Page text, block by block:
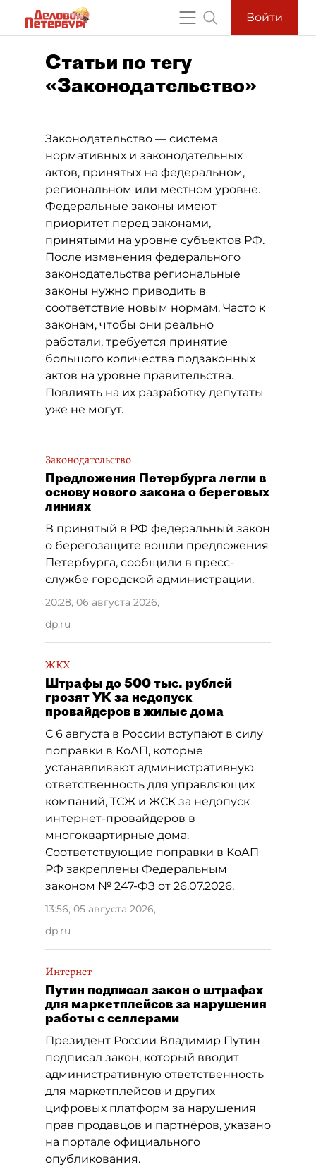
Войти
Статьи по тегу
«Законодательство»
Законодательство — система
нормативных и законодательных
актов, принятых на федеральном,
региональном или местном уровне.
Федеральные законы имеют
приоритет перед законами,
принятыми на уровне субъектов РФ.
После изменения федерального
законодательства региональные
законы нужно приводить в
соответствие новым нормам. Часто к
законам, чтобы они реально
работали, требуется принятие
большого количества подзаконных
актов на уровне правительства.
Повлиять на их разработку депутаты
уже не могут.
Законодательство
Предложения Петербурга легли в
основу нового закона о береговых
линиях
В принятый в РФ федеральный закон
о берегозащите вошли предложения
Петербурга, сообщили в пресс-
службе городской администрации.
20:28, 06 августа 2026,
dp.ru
ЖКХ
Штрафы до 500 тыс. рублей
грозят УК за недопуск
провайдеров в жилые дома
С 6 августа в России вступают в силу
поправки в КоАП, которые
устанавливают административную
ответственность для управляющих
компаний, ТСЖ и ЖСК за недопуск
интернет-провайдеров в
многоквартирные дома.
Соответствующие поправки в КоАП
РФ закреплены Федеральным
законом № 247-ФЗ от 26.07.2026.
13:56, 05 августа 2026,
dp.ru
Интернет
Путин подписал закон о штрафах
для маркетплейсов за нарушения
работы с селлерами
Президент России Владимир Путин
подписал закон, который вводит
административную ответственность
для маркетплейсов и других
цифровых платформ за нарушения
прав продавцов и партнёров, указано
на портале официального
опубликования.